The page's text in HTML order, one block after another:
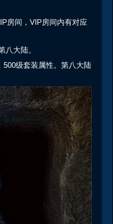
房间，VIP房间内有对应
大陆。
500级套装属性。第八大陆